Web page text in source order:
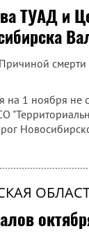
ТУАД и
смерти
на 1 ноября не